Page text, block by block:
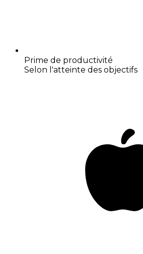
Prime de productivité
Selon l'atteinte des objectifs